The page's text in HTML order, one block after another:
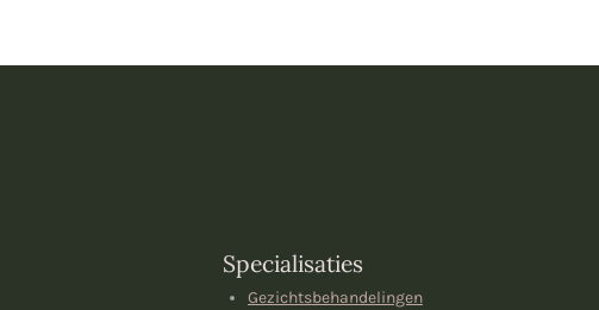
Specialisaties
Gezichtsbehandelingen